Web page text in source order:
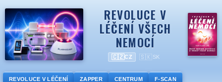
REVOLUCE V
LÉČENÍ VŠECH
NEMOCÍ
🇨🇿CZ 🇸🇰SK
REVOLUCE V LÉČENÍ ZAPPER CENTRUM F-SCAN